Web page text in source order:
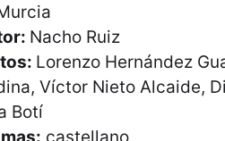
Nacho Ruiz
Lorenzo Hernández
Víctor Nieto Alcaide,
Botí
castellano